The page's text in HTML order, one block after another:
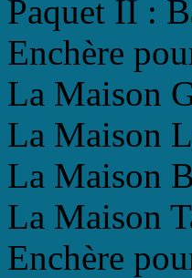
Paquet II :
Enchère
La Maison
La Maison
La Maison
La Maison
Enchère